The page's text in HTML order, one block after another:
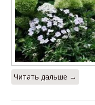
Читать дальше →